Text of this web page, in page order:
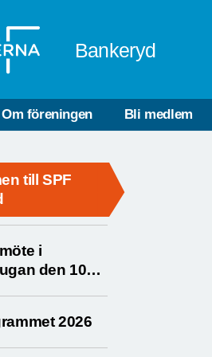
Bankeryd
Om föreningen Bli medlem
till SPF
i
10
2026